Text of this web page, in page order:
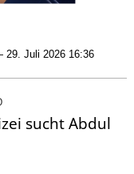
29. Juli 2026 16:36
sucht Abdul